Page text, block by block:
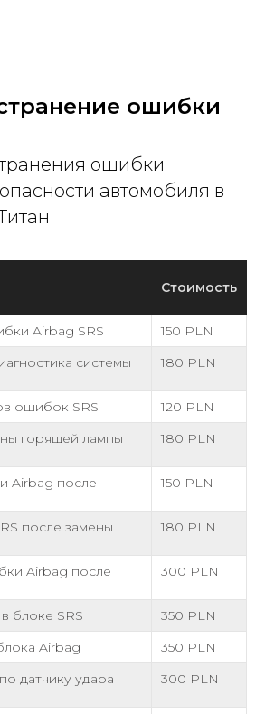
ошибки
ошибки
автомобиля в
Стоимость
Airbag SRS
150 PLN
системы
180 PLN
ошибок SRS
120 PLN
горящей лампы
180 PLN
Airbag после 150 PLN
после замены 180 PLN
Airbag после 300 PLN
блоке SRS
350 PLN
Airbag
350 PLN
датчику удара
300 PLN